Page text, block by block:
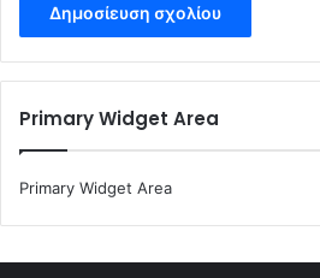
Primary Widget Area
Primary Widget Area